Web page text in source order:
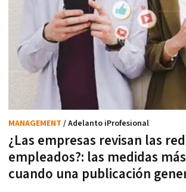
¿Las empresas revisan las
empleados?: las medidas
cuando una publicación
MANAGEMENT / Adelanto iProfesional